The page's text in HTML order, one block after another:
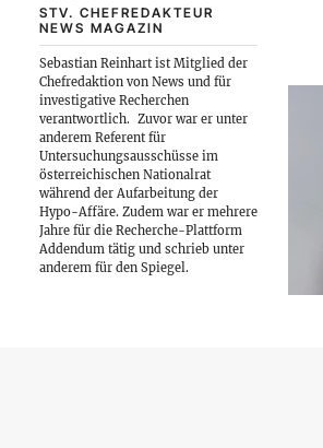
STV. CHEFREDAKTEUR
NEWS MAGAZIN
Sebastian Reinhart ist Mitglied der
Chefredaktion von News und für
investigative Recherchen
verantwortlich.
Zuvor war er unter
anderem Referent für
Untersuchungsausschüsse im
österreichischen Nationalrat
während der Aufarbeitung der
Hypo-Affäre. Zudem war er mehrere
Jahre für die Recherche-Plattform
Addendum tätig und schrieb unter
anderem für den Spiegel.